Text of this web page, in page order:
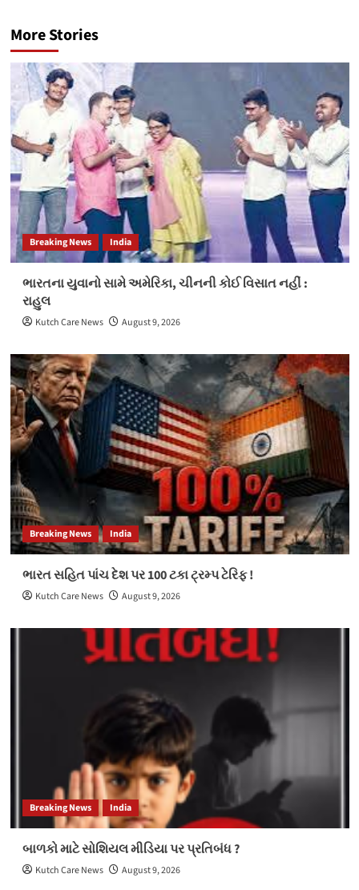
More Stories
Breaking News India
ભારતના યુવાનો સામે અમેરિકા, ચીનની કોઈ વિસાત નહીં :
રાહુલ
Kutch Care News August 9, 2026
Breaking News India
ભારત સહિત પાંચ દેશ પર 100 ટકા ટ્રમ્પ ટેરિફ !
Kutch Care News August 9, 2026
Breaking News India
બાળકો માટે સોશિયલ મીડિયા પર પ્રતિબંધ ?
Kutch Care News August 9, 2026